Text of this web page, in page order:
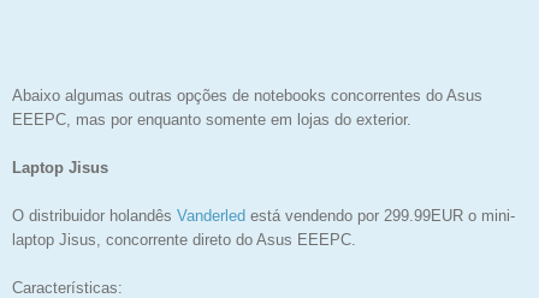
Abaixo algumas outras opções de notebooks concorrentes do Asus
EEEPC, mas por enquanto somente em lojas do exterior.
Laptop Jisus
O distribuidor holandês Vanderled está vendendo por 299.99EUR o mini-
laptop Jisus, concorrente direto do Asus EEEPC.
Características: